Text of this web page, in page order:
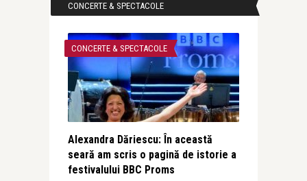
CONCERTE & SPECTACOLE
CONCERTE & SPECTACOLE
Alexandra Dăriescu: În această
seară am scris o pagină de istorie a
festivalului BBC Proms